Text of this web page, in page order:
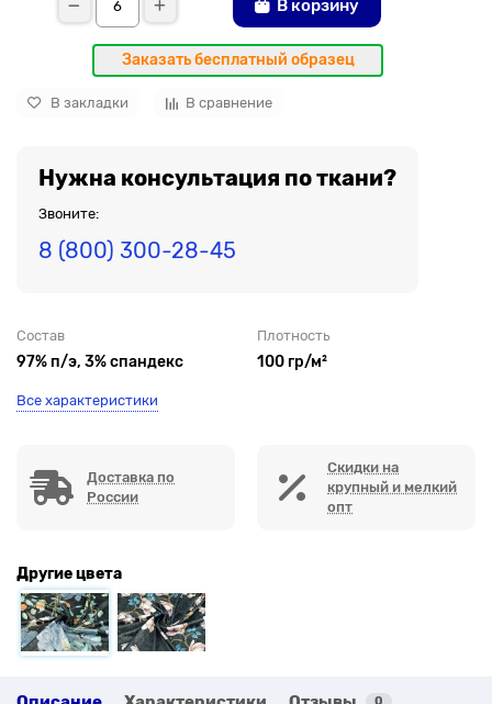
В корзину
Заказать бесплатный образец
В закладки В сравнение
Нужна консультация по ткани?
Звоните:
8 (800) 300-28-45
Состав
97% п/э, 3% спандекс
Плотность
100 гр/м²
Все характеристики
Доставка по
России
Скидки на
крупный и мелкий
опт
Другие цвета